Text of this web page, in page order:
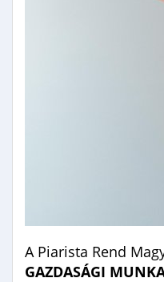
Gimnáziumi
A Piarista Rend
GAZDASÁGI